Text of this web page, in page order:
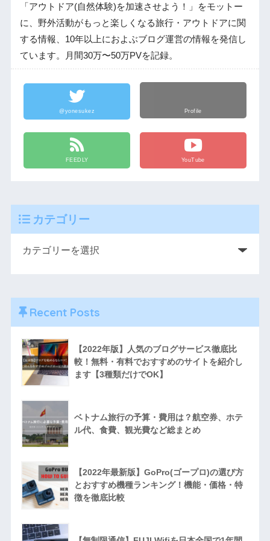
「アウトドア(自然体験)を加速させよう！」をモットー
に、野外活動がもっと楽しくなる旅行・アウトドアに関
する情報、10年以上におよぶブログ運営の情報を発信し
ています。月間30万〜50万PVを記録。
@yonesukez Profile
FEEDLY YouTube
カテゴリー
Recent Posts
【2022年版】人気のブログサービス徹底比
較！無料・有料でおすすめのサイトを紹介し
ます【3種類だけでOK】
ベトナム旅行の予算・費用は？航空券、ホテ
ル代、食費、観光費など総まとめ
【2022年最新版】GoPro(ゴープロ)の選び方
とおすすめ機種ランキング！機能・価格・特
徴を徹底比較